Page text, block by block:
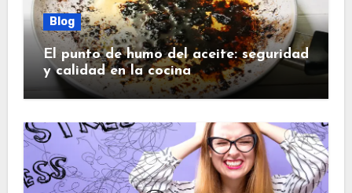
Blog
El punto de humo del aceite: seguridad
y calidad en la cocina